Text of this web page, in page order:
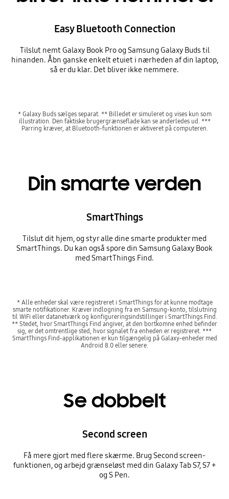
Easy Bluetooth Connection
Tilslut nemt Galaxy Book Pro og Samsung Galaxy Buds til
hinanden. Åbn ganske enkelt etuiet i nærheden af din laptop,
så er du klar. Det bliver ikke nemmere.
* Galaxy Buds sælges separat. ** Billedet er simuleret og vises kun som
illustration. Den faktiske brugergrænseflade kan se anderledes ud. ***
Parring kræver, at Bluetooth-funktionen er aktiveret på computeren.
Din smarte verden
SmartThings
Tilslut dit hjem, og styr alle dine smarte produkter med
SmartThings. Du kan også spore din Samsung Galaxy Book
med SmartThings Find.
* Alle enheder skal være registreret i SmartThings for at kunne modtage
smarte notifikationer. Kræver indlogning fra en Samsung-konto, tilslutning
til WiFi eller datanetværk og konfigureringsindstillinger i SmartThings Find.
** Stedet, hvor SmartThings Find angiver, at den bortkomne enhed befinder
sig, er det omtrentlige sted, hvor signalet fra enheden er registreret. ***
SmartThings Find-applikationen er kun tilgængelig på Galaxy-enheder med
Android 8.0 eller senere.
Se dobbelt
Second screen
Få mere gjort med flere skærme. Brug Second screen-
funktionen, og arbejd grænseløst med din Galaxy Tab S7, S7 +
og S Pen.